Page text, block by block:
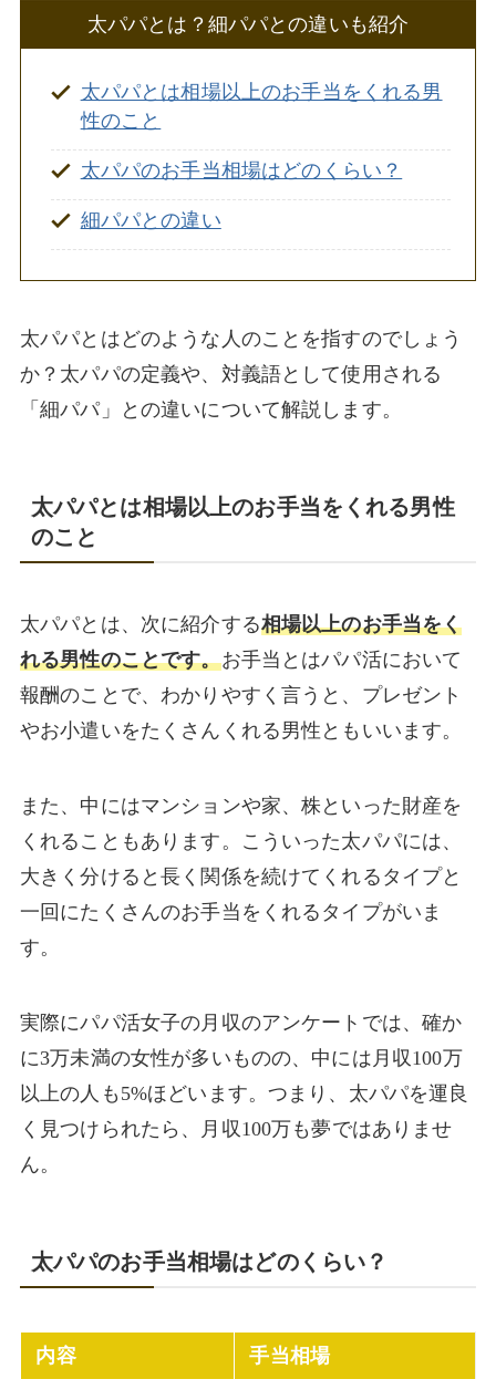
太パパとは？細パパとの違いも紹介
太パパとは相場以上のお手当をくれる男
性のこと
太パパのお手当相場はどのくらい？
細パパとの違い
太パパとはどのような人のことを指すのでしょう
か？太パパの定義や、対義語として使用される
「細パパ」との違いについて解説します。
太パパとは相場以上のお手当をくれる男性
のこと
太パパとは、次に紹介する相場以上のお手当をく
れる男性のことです。お手当とはパパ活において
報酬のことで、わかりやすく言うと、プレゼント
やお小遣いをたくさんくれる男性ともいいます。
また、中にはマンションや家、株といった財産を
くれることもあります。こういった太パパには、
大きく分けると長く関係を続けてくれるタイプと
一回にたくさんのお手当をくれるタイプがいま
す。
実際にパパ活女子の月収のアンケートでは、確か
に3万未満の女性が多いものの、中には月収100万
以上の人も5%ほどいます。つまり、太パパを運良
く見つけられたら、月収100万も夢ではありませ
ん。
太パパのお手当相場はどのくらい？
内容 手当相場